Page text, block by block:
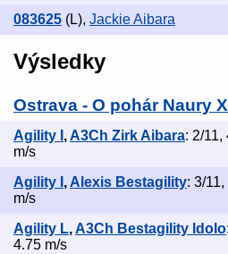
083625 (L), Jackie Aibara
Výsledky
Ostrava - O pohár Naury
Agility I ,A3Ch Zirk Aibara: 2/11,
m/s
Agility I , Alexis Bestagility: 3/
m/s
Agility L,A3Ch Bestagility Idolo
4.75 m/s